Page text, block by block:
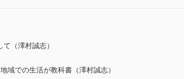
（澤村誠志）
での生活が教科書（澤村誠志）